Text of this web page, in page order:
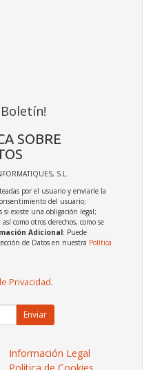
SOBRE
S.L.
por el usuario y enviarle la
del usuario;
si existe una obligación legal;
como otros derechos, como se
Adicional: Puede
de Datos en nuestra Política
Privacidad.
Enviar
Información Legal